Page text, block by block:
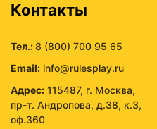
Контакты
Тел.:8 (800) 700 95 65
Email: info@rulesplay.ru
Адрес: 115487, г. Москва,
пр-т. Андропова, д.38, к.3,
оф.360